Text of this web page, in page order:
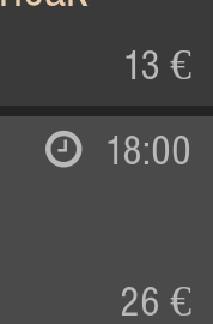
13 €
18:00
26 €